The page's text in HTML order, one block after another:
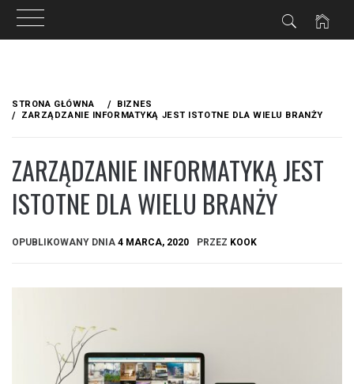
treści
STRONA GŁÓWNA
BIZNES
ZARZĄDZANIE INFORMATYKĄ JEST ISTOTNE DLA WIELU BRANŻY
ZARZĄDZANIE INFORMATYKĄ JEST
ISTOTNE DLA WIELU BRANŻY
OPUBLIKOWANY DNIA 4 MARCA, 2020 PRZEZ KOOK